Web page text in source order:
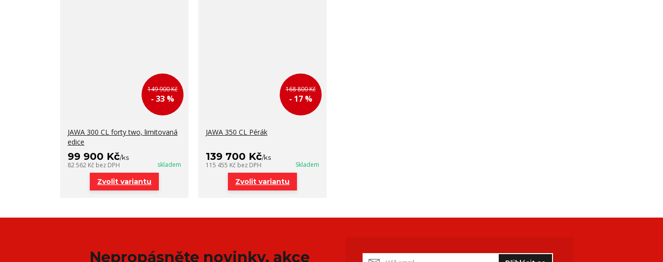
149 900 Kč
- 33 %
JAWA 300 CL forty two, limitovaná
edice
99 900 Kč/ks
82 562 Kč bez DPH skladem
Zvolit variantu
168 800 Kč
- 17 %
JAWA 350 CL Pérák
139 700 Kč/ks
115 455 Kč bez DPH Skladem
Zvolit variantu
Nepropásněte novinky, akce